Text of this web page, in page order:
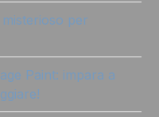
per
Paint: impara a